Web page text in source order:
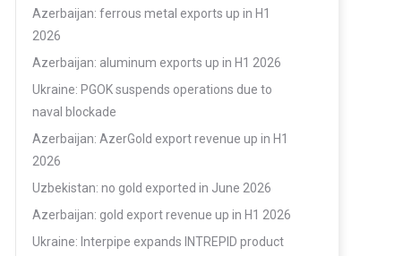
Azerbaijan: ferrous metal exports up in H1
2026
Azerbaijan: aluminum exports up in H1 2026
Ukraine: PGOK suspends operations due to
naval blockade
Azerbaijan: AzerGold export revenue up in H1
2026
Uzbekistan: no gold exported in June 2026
Azerbaijan: gold export revenue up in H1 2026
Ukraine: Interpipe expands INTREPID product